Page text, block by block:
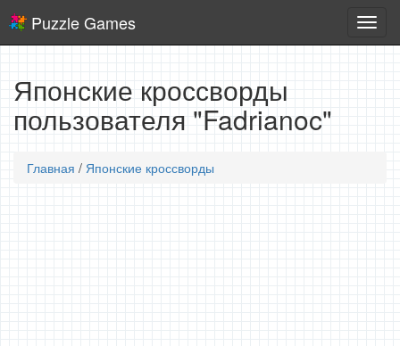
игры
Puzzle Games
Японские кроссворды
пользователя "Fadrianoc"
Главная / Японские кроссворды